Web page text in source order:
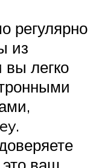
регулярно
из
легко